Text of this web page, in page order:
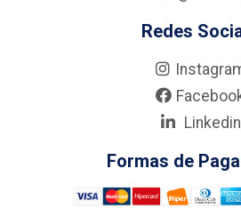
Redes
Linkedin
Formas de